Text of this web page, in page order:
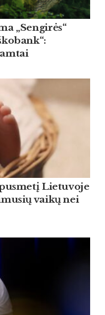
„Sengirės“
Lietuvoje
vaikų nei